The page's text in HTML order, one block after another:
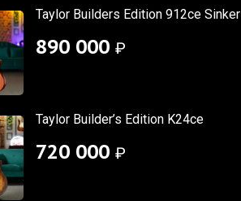
Taylor Builders Edition 912ce Sinker
890 000 ₽
Taylor Builder’s Edition K24ce
720 000 ₽